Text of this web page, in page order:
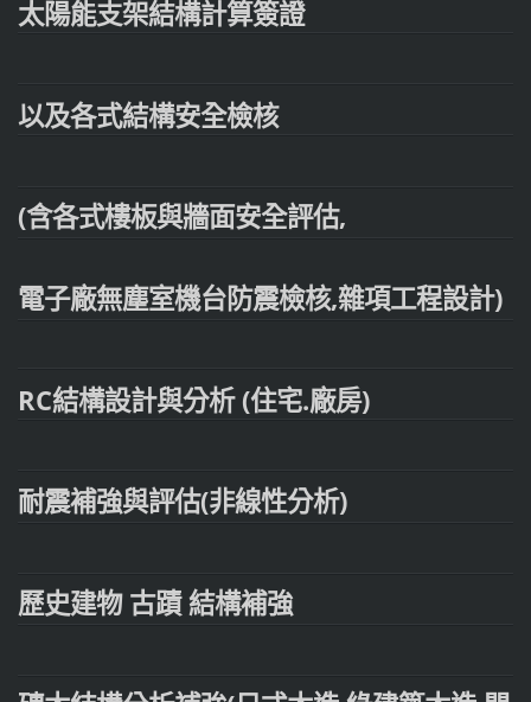
太陽能支架結構計算簽證
以及各式結構安全檢核
(含各式樓板與牆面安全評估,
電子廠無塵室機台防震檢核,雜項工程設計)
RC結構設計與分析 (住宅.廠房)
耐震補強與評估(非線性分析)
歷史建物 古蹟 結構補強